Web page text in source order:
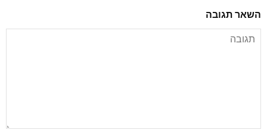
השאר תגובה